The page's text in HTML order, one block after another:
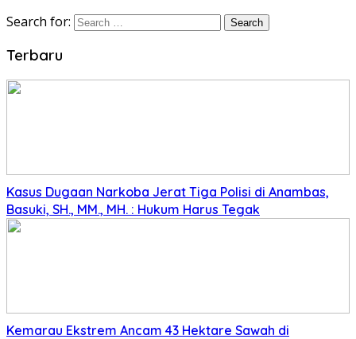
Search for:
Terbaru
Kasus Dugaan Narkoba Jerat Tiga Polisi di Anambas,
Basuki, SH., MM., MH. : Hukum Harus Tegak
Kemarau Ekstrem Ancam 43 Hektare Sawah di